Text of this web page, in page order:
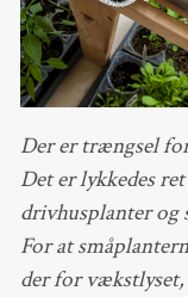
Der er trængsel
Det er lykkedes
drivhusplanter og
For at
der for